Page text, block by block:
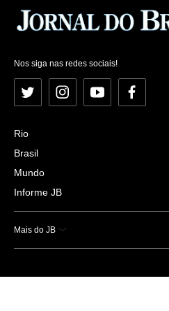
Nos siga nas redes sociais!
Twitter InstagramYouTubeFacebook
Rio
Brasil
Mundo
Informe JB
Mais do JB
Esportes